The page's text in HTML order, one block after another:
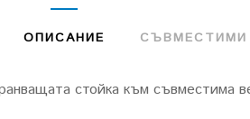
ОПИСАНИЕ
стойка към съвместима